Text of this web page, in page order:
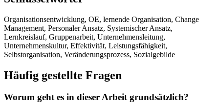
Organisationsentwicklung, OE, lernende Organisation, Change
Management, Personaler Ansatz, Systemischer Ansatz,
Lernkreislauf, Gruppenarbeit, Unternehmensleitung,
Unternehmenskultur, Effektivität, Leistungsfähigkeit,
Selbstorganisation, Veränderungsprozess, Sozialgebilde
Häufig gestellte Fragen
Worum geht es in dieser Arbeit grundsätzlich?